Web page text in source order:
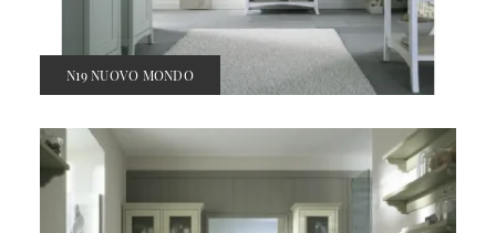
N19 NUOVO MONDO